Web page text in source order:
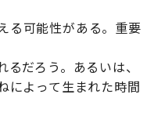
る可能性がある。重要
だろう。あるいは、
によって生まれた時間